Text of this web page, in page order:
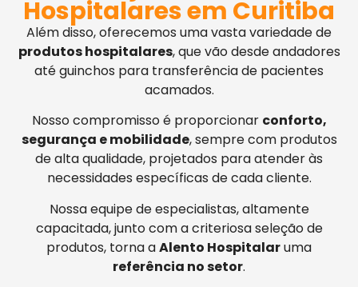
Hospitalares em Curitiba
Além disso, oferecemos uma vasta variedade de
produtos hospitalares, que vão desde andadores
até guinchos para transferência de pacientes
acamados.
Nosso compromisso é proporcionar conforto,
segurança e mobilidade, sempre com produtos
de alta qualidade, projetados para atender às
necessidades específicas de cada cliente.
Nossa equipe de especialistas, altamente
capacitada, junto com a criteriosa seleção de
produtos, torna aAlento Hospitalaruma
referência no setor.